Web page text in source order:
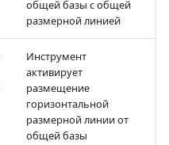
общей базы с общей
размерной линией
Инструмент
активирует
размещение
горизонтальной
размерной линии от
общей базы